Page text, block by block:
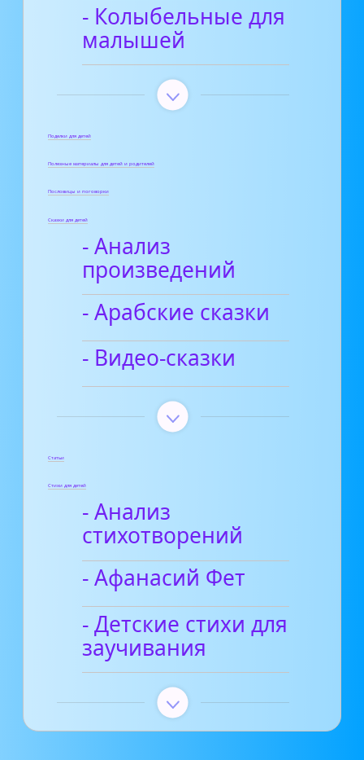
- Колыбельные для
малышей
Поделки для детей
Полезные материалы для детей и родителей
Пословицы и поговорки
Сказки для детей
- Анализ
произведений
- Арабские сказки
- Видео-сказки
Статьи
Стихи для детей
- Анализ
стихотворений
- Афанасий Фет
- Детские стихи для
заучивания